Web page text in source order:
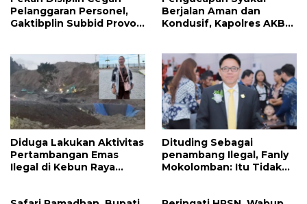
Pelanggaran Personel,
Gaktibplin Subbid Provos
Berjalan Aman dan
Kondusif, Kapolres AKBP
Mitra
Diduga Lakukan Aktivitas
Pertambangan Emas
Ilegal di Kebun Raya
Dituding Sebagai
penambang Ilegal, Fanly
Mokolomban: Itu Tidak